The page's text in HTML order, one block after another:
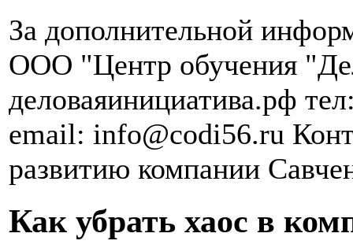
За дополнительной
ООО "Центр обучения
деловаяинициатива.рф
email: info@codi56.ru
развитию компании
Как убрать хаос в